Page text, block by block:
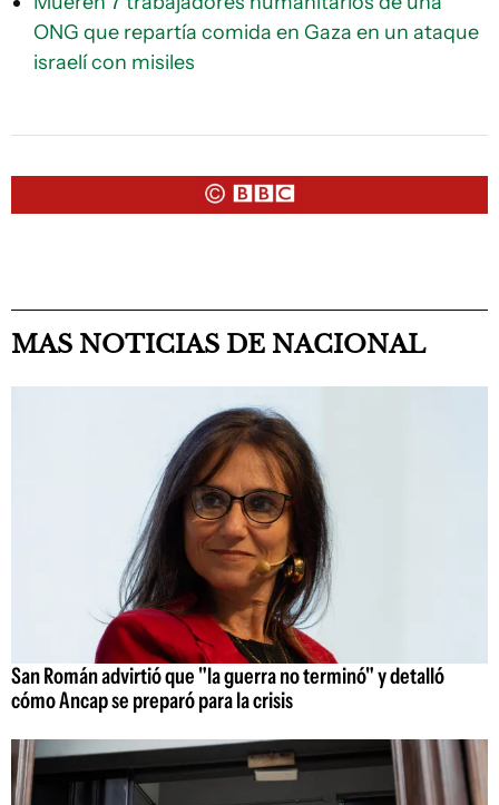
ONG que repartía comida en Gaza en un ataque
israelí con misiles
MAS NOTICIAS DE NACIONAL
San Román advirtió que "la guerra no terminó" y detalló
cómo Ancap se preparó para la crisis